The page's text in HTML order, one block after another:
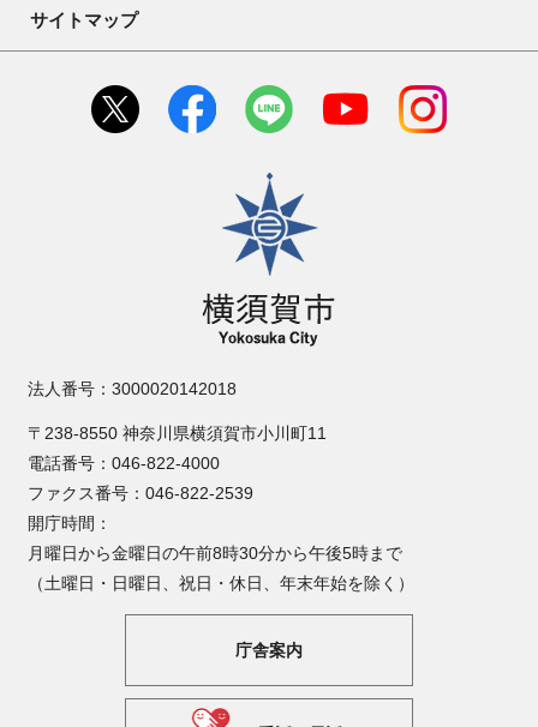
サイトマップ
横須賀市
法人番号：3000020142018
〒238-8550 神奈川県横須賀市小川町11
電話番号：046-822-4000
ファクス番号：046-822-2539
開庁時間：
月曜日から金曜日の午前8時30分から午後5時まで
（土曜日・日曜日、祝日・休日、年末年始を除く）
庁舎案内